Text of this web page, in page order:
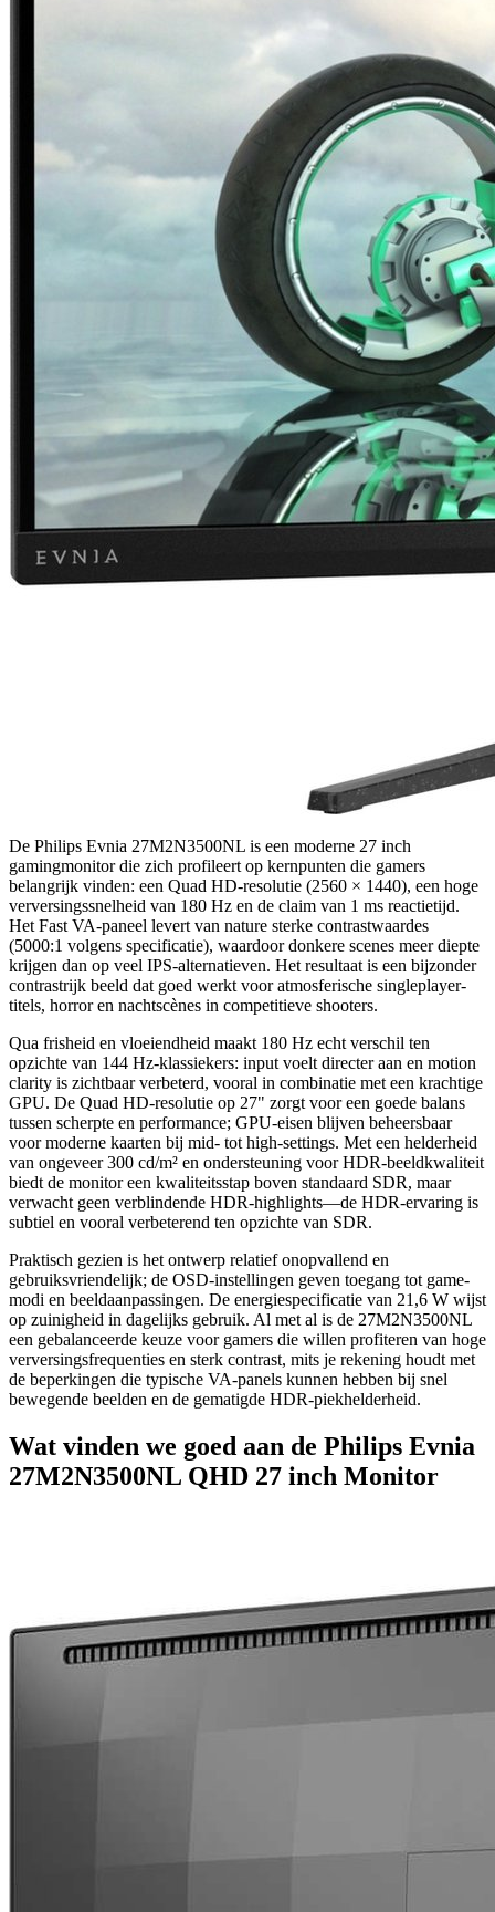
De Philips Evnia 27M2N3500NL is een moderne 27 inch
gamingmonitor die zich profileert op kernpunten die gamers
belangrijk vinden: een Quad HD-resolutie (2560 × 1440), een hoge
verversingssnelheid van 180 Hz en de claim van 1 ms reactietijd.
Het Fast VA-paneel levert van nature sterke contrastwaardes
(5000:1 volgens specificatie), waardoor donkere scenes meer diepte
krijgen dan op veel IPS-alternatieven. Het resultaat is een bijzonder
contrastrijk beeld dat goed werkt voor atmosferische singleplayer-
titels, horror en nachtscènes in competitieve shooters.
Qua frisheid en vloeiendheid maakt 180 Hz echt verschil ten
opzichte van 144 Hz-klassiekers: input voelt directer aan en motion
clarity is zichtbaar verbeterd, vooral in combinatie met een krachtige
GPU. De Quad HD-resolutie op 27" zorgt voor een goede balans
tussen scherpte en performance; GPU-eisen blijven beheersbaar
voor moderne kaarten bij mid- tot high-settings. Met een helderheid
van ongeveer 300 cd/m² en ondersteuning voor HDR-beeldkwaliteit
biedt de monitor een kwaliteitsstap boven standaard SDR, maar
verwacht geen verblindende HDR-highlights—de HDR-ervaring is
subtiel en vooral verbeterend ten opzichte van SDR.
Praktisch gezien is het ontwerp relatief onopvallend en
gebruiksvriendelijk; de OSD-instellingen geven toegang tot game-
modi en beeldaanpassingen. De energiespecificatie van 21,6 W wijst
op zuinigheid in dagelijks gebruik. Al met al is de 27M2N3500NL
een gebalanceerde keuze voor gamers die willen profiteren van hoge
verversingsfrequenties en sterk contrast, mits je rekening houdt met
de beperkingen die typische VA-panels kunnen hebben bij snel
bewegende beelden en de gematigde HDR-piekhelderheid.
Wat vinden we goed aan de Philips Evnia
27M2N3500NL QHD 27 inch Monitor